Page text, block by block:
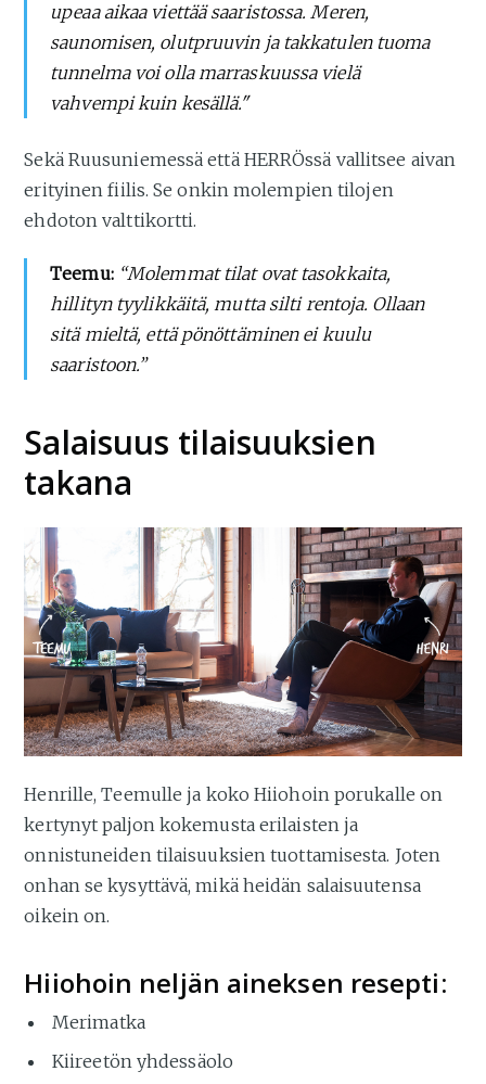
upeaa aikaa viettää saaristossa. Meren,
saunomisen, olutpruuvin ja takkatulen tuoma
tunnelma voi olla marraskuussa vielä
vahvempi kuin kesällä."
Sekä Ruusuniemessä että HERRÖssä vallitsee aivan
erityinen fiilis. Se onkin molempien tilojen
ehdoton valttikortti.
Teemu: “Molemmat tilat ovat tasokkaita,
hillityn tyylikkäitä, mutta silti rentoja. Ollaan
sitä mieltä, että pönöttäminen ei kuulu
saaristoon.”
Salaisuus tilaisuuksien
takana
Henrille, Teemulle ja koko Hiiohoin porukalle on
kertynyt paljon kokemusta erilaisten ja
onnistuneiden tilaisuuksien tuottamisesta. Joten
onhan se kysyttävä, mikä heidän salaisuutensa
oikein on.
Hiiohoin neljän aineksen resepti:
Merimatka
Kiireetön yhdessäolo